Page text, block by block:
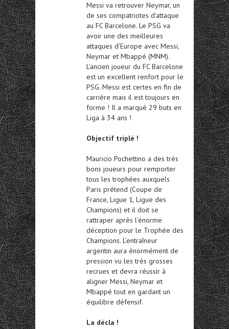
Messi va retrouver Neymar, un
de ses compatriotes d’attaque
au FC Barcelone. Le PSG va
avoir une des meilleures
attaques d’Europe avec Messi,
Neymar et Mbappé (MNM).
L’ancien joueur du FC Barcelone
est un excellent renfort pour le
PSG. Messi est certes en fin de
carrière mais il est toujours en
forme ! Il a marqué 29 buts en
Liga à 34 ans !
Objectif triplé !
Mauricio Pochettino a des très
bons joueurs pour remporter
tous les trophées auxquels
Paris prétend (Coupe de
France, Ligue 1, Ligue des
Champions) et il doit se
rattraper après l’énorme
déception pour le Trophée des
Champions. L’entraîneur
argentin aura énormément de
pression vu les très grosses
recrues et devra réussir à
aligner Messi, Neymar et
Mbappé tout en gardant un
équilibre défensif.
La décla !